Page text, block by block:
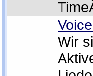
Wir